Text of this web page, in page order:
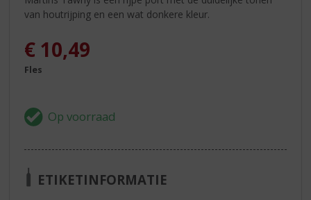
van houtrijping en een wat donkere kleur.
€ 10,49
Fles
ETIKETINFORMATIE